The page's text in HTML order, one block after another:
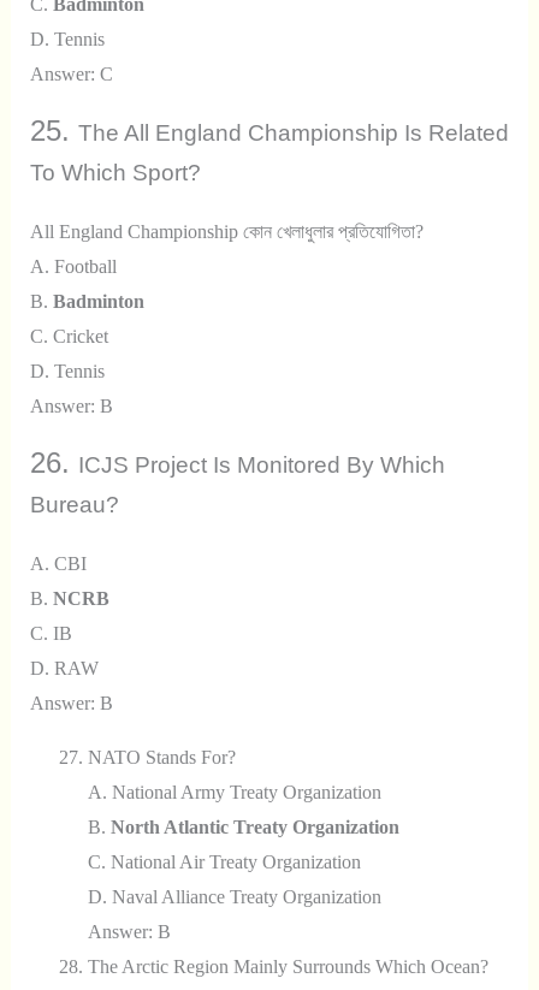
D. Tennis
Answer: C
25. The All England Championship Is Related
To Which Sport?
All England Championship কোন খেলাধুলার প্রতিযোগিতা?
A. Football
B. Badminton
C. Cricket
D. Tennis
Answer: B
26. ICJS Project Is Monitored By Which
Bureau?
A. CBI
B. NCRB
C. IB
D. RAW
Answer: B
NATO Stands For?
A. National Army Treaty Organization
B. North Atlantic Treaty Organization
C. National Air Treaty Organization
D. Naval Alliance Treaty Organization
Answer: B
The Arctic Region Mainly Surrounds Which Ocean?